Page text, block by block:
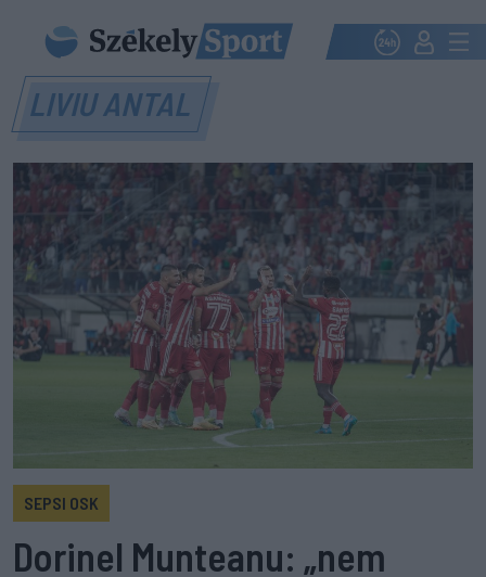
LIVIU ANTAL
SEPSI OSK
Dorinel Munteanu: „nem